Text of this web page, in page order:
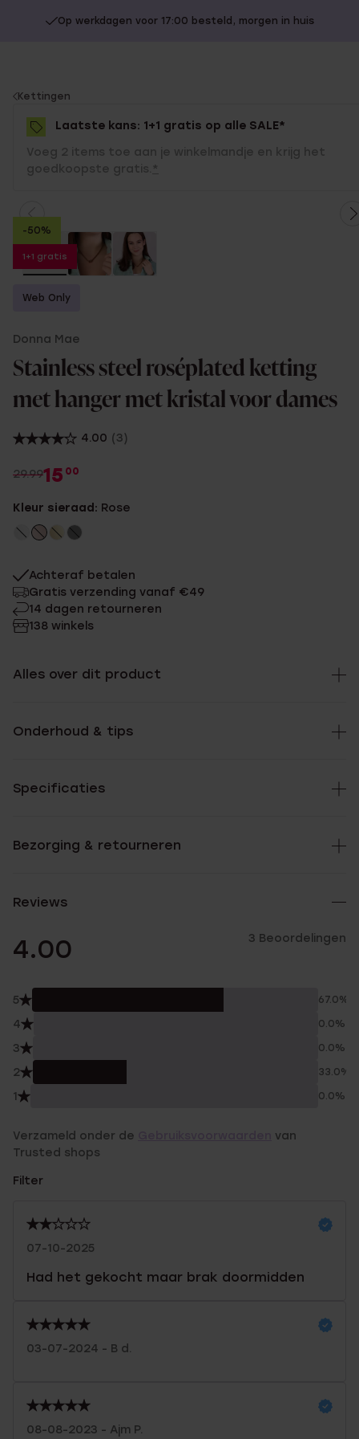
Op werkdagen voor 17:00 besteld, morgen in huis
You
are
here:
Kettingen
Laatste kans: 1+1 gratis op alle SALE*
Voeg 2 items toe aan je winkelmandje en krijg het
goedkoopste gratis. *
-50%
1+1 gratis
Web Only
Donna Mae
Stainless steel roséplated ketting
met hanger met kristal voor dames
4.00 (3)
29.9915 00
Kleur sieraad: Rose
Achteraf betalen
Gratis verzending vanaf €49
14 dagen retourneren
138 winkels
Alles over dit product
Onderhoud & tips
Specificaties
Bezorging & retourneren
Reviews
4.00 3 Beoordelingen
5 67.0%
4 0.0%
3 0.0%
2 33.0%
1 0.0%
Verzameld onder de
van
Trusted shops
Filter
07-10-2025
Had het gekocht maar brak doormidden
03-07-2024 - B d.
08-08-2023 - Ajm P.